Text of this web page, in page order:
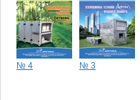
№ 4 № 3